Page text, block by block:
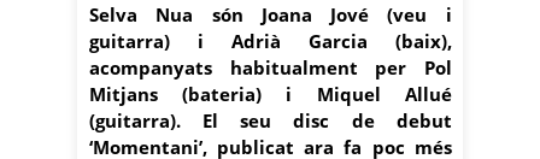
Selva Nua són Joana Jové (veu i
guitarra) i Adrià Garcia (baix),
acompanyats habitualment per Pol
Mitjans (bateria) i Miquel Allué
(guitarra). El seu disc de debut
‘Momentani’, publicat ara fa poc més